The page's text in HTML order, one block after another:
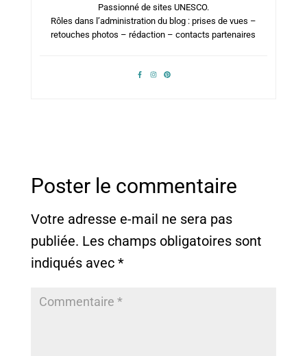
Passionné de sites UNESCO.
Rôles dans l’administration du blog : prises de vues –
retouches photos – rédaction – contacts partenaires
Poster le commentaire
Votre adresse e-mail ne sera pas
publiée. Les champs obligatoires sont
indiqués avec *